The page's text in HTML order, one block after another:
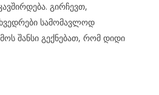
გირჩევთ,
სამომავლოდ
შანსი გექნებათ, რომ დიდი